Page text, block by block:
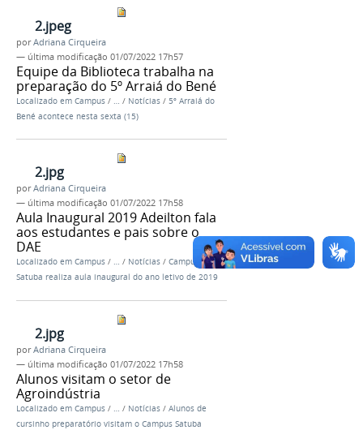
2.jpeg
porAdriana Cirqueira
— última modificação 01/07/2022 17h57
Equipe da Biblioteca trabalha na
preparação do 5º Arraiá do Bené
Localizado em Campus / / Notícias / 5º Arraiá do
Bené acontece nesta sexta (15)
2.jpg
porAdriana Cirqueira
— última modificação 01/07/2022 17h58
Aula Inaugural 2019 Adeilton fala
aos estudantes e pais sobre o
DAE
Localizado em Campus / … / Notícias / Campus
Satuba realiza aula inaugural do ano letivo de 2019
2.jpg
porAdriana Cirqueira
— última modificação 01/07/2022 17h58
Alunos visitam o setor de
Agroindústria
Localizado em Campus / … / Notícias / Alunos de
cursinho preparatório visitam o Campus Satuba